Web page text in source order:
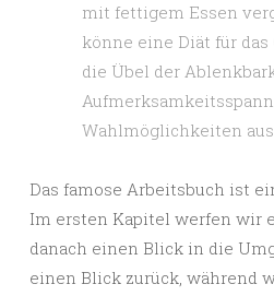
mit fettigem Essen
könne eine Diät für
die Übel der
Wahlmöglichkeiten
Das famose Arbeitsbuch ist
Im ersten Kapitel werfen wir
danach einen Blick in die
einen Blick zurück, während